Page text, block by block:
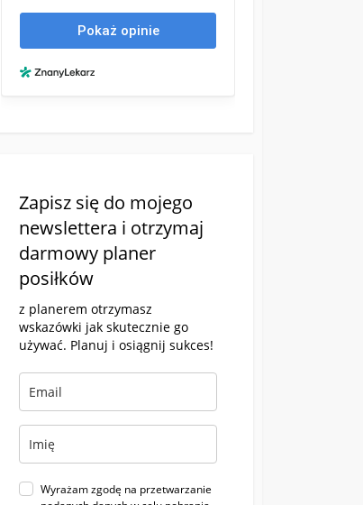
Zapisz się do mojego
newslettera i otrzymaj
darmowy planer
posiłków
z planerem otrzymasz
wskazówki jak skutecznie go
używać. Planuj i osiągnij sukces!
Wyrażam zgodę na przetwarzanie